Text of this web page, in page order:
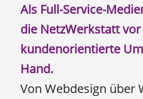
Als Full-Service-
die NetzWerkstatt
kundenorientierte
Hand.
Von Webdesign über